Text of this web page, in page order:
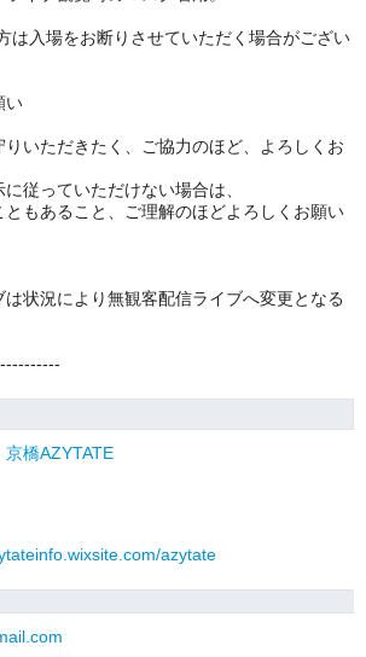
は入場をお断りさせていただく場合がござい
い
りいただきたく、ご協力のほど、よろしくお
従っていただけない場合は、
ともあること、ご理解のほどよろしくお願い
状況により無観客配信ライブへ変更となる
京橋AZYTATE
azytate